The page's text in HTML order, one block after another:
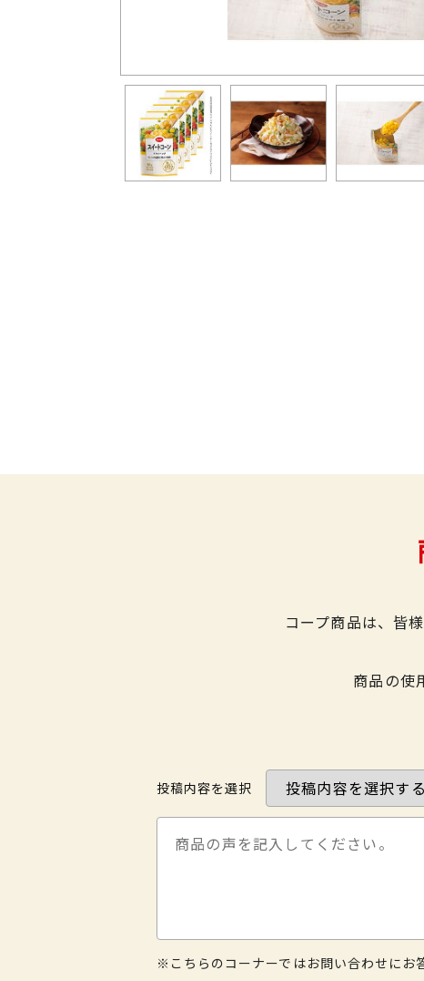
コープ商品は、皆
商品の使
投稿内容を選択
※こちらのコーナーではお問い合わせにお